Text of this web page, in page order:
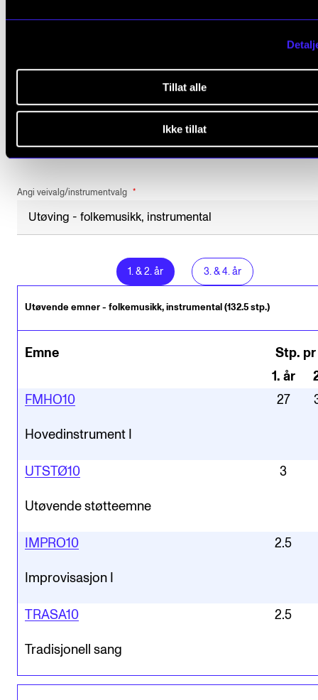
Tillat alle
Ikke tillat
da vises studiepoengfordelingen per år ved bruk av
skråstrek.
Angi veivalg/instrumentvalg
1. & 2. år 3. & 4. år
Utøvende emner - folkemusikk, instrumental (132.5 stp.)
Emne
Stp. pr
1. år
FMHO10
Hovedinstrument I
27
UTSTØ10
Utøvende støtteemne
3
IMPRO10
Improvisasjon I
2.5
TRASA10
Tradisjonell sang
2.5